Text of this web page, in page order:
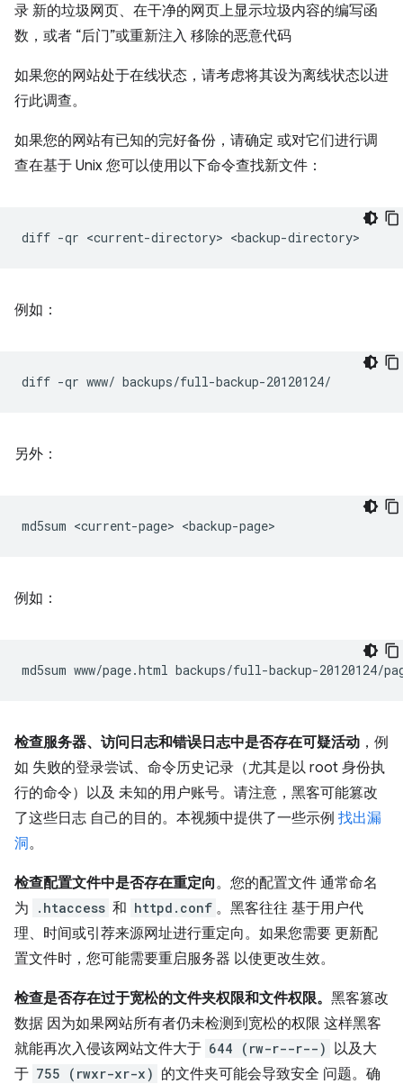
录 新的垃圾网页、在干净的网页上显示垃圾内容的编写函
数，或者 “后门”或重新注入 移除的恶意代码
如果您的网站处于在线状态，请考虑将其设为离线状态以进
行此调查。
如果您的网站有已知的完好备份，请确定 或对它们进行调
查在基于 Unix 您可以使用以下命令查找新文件：
diff -qr <current-directory>
例如：
diff -qr www/
另外：
md5sum <current-page>
例如：
md5sum www/page.html
检查服务器、访问日志和错误日志中是否存在可疑活动 ，例
如 失败的登录尝试、命令历史记录（尤其是以 root 身份执
行的命令）以及 未知的用户账号。请注意，黑客可能篡改
了这些日志 自己的目的。本视频中提供了一些示例 找出漏
洞。
检查配置文件中是否存在重定向。您的配置文件 通常命名
为
.htaccess 和 httpd.conf 。黑客往往 基于用户代
理、时间或引荐来源网址进行重定向。如果您需要 更新配
置文件时，您可能需要重启服务器 以使更改生效。
检查是否存在过于宽松的文件夹权限和文件权限。 黑客篡改
数据 因为如果网站所有者仍未检测到宽松的权限 这样黑客
就能再次入侵该网站文件大于 644 (rw-r--r--) 以及大
于 755 (rwxr-xr-x) 的文件夹可能会导致安全 问题。确